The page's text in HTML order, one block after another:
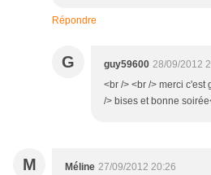
Répondre
G guy59600 28/09/2012
<br /> <br /> merci c'est
/> bises et bonne
M Méline 27/09/2012 20:26